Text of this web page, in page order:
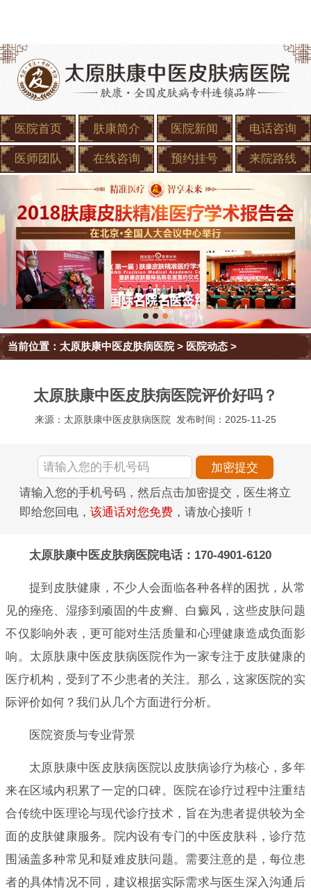
医院首页 肤康简介 医院新闻 电话咨询
医师团队 在线咨询 预约挂号 来院路线
当前位置： 太原肤康中医皮肤病医院> 医院动态 >
太原肤康中医皮肤病医院评价好吗？
来源：太原肤康中医皮肤病医院 发布时间：2025-11-25
请输入您的手机号码，然后点击加密提交，医生将立
即给您回电， 该通话对您免费 ，请放心接听！
太原肤康中医皮肤病医院电话：170-4901-6120
提到皮肤健康，不少人会面临各种各样的困扰，从常
见的痤疮、湿疹到顽固的牛皮癣、白癜风，这些皮肤问题
不仅影响外表，更可能对生活质量和心理健康造成负面影
响。太原肤康中医皮肤病医院作为一家专注于皮肤健康的
医疗机构，受到了不少患者的关注。那么，这家医院的实
际评价如何？我们从几个方面进行分析。
医院资质与专业背景
太原肤康中医皮肤病医院以皮肤病诊疗为核心，多年
来在区域内积累了一定的口碑。医院在诊疗过程中注重结
合传统中医理论与现代诊疗技术，旨在为患者提供较为全
面的皮肤健康服务。院内设有专门的中医皮肤科，诊疗范
围涵盖多种常见和疑难皮肤问题。需要注意的是，每位患
者的具体情况不同，建议根据实际需求与医生深入沟通后